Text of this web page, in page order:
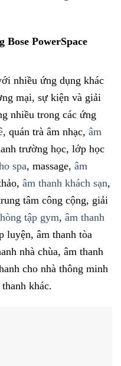
Bose PowerSpace
nhiều ứng dụng khác
mại, sự kiện và giải
nhiều trong các ứng
, quán trà âm nhạc, âm
trường học, lớp học
spa, massage, âm
âm thanh khách sạn,
tâm công cộng, giải
tập gym, âm thanh
luyện, âm thanh tòa
nhà chùa, âm thanh
cho nhà thông minh
khác.